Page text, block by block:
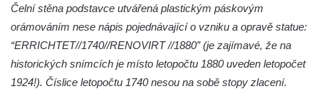
Pražské třídě v Českých Budějovicích
Socha Civilizovaní na Husově třídě v
Českých Budějovicích
Socha svatého Jana Nepomuckého Na
Sadech u Mlýnské stoky v Českých
Čelní stěna podstavce utvářená plastickým páskovým
orámováním nese nápis pojednávající o vzniku a opravě statue:
“ERRICHTET//1740//RENOVIRT //1880” (je zajímavé, že na
historických snímcích je místo letopočtu 1880 uveden letopočet
1924!). Číslice letopočtu 1740 nesou na sobě stopy zlacení.